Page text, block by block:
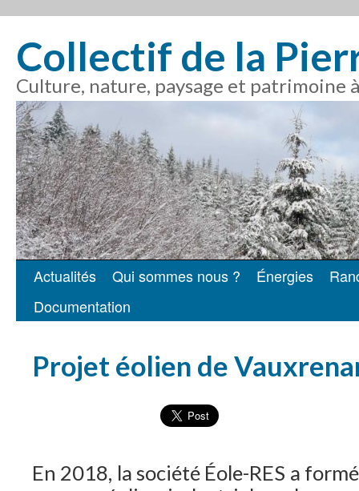
Collectif de la
Culture, nature, paysage et patrimoine
Aller
au
Actualités Qui sommes nous ? Énergies
Documentation
Projet éolien de
En 2018, la société Éole-RES a